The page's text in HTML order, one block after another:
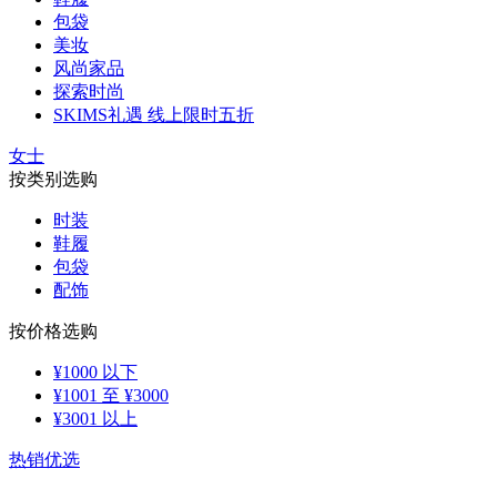
包袋
美妆
风尚家品
探索时尚
SKIMS礼遇 线上限时五折
女士
按类别选购
时装
鞋履
包袋
配饰
按价格选购
¥1000 以下
¥1001 至 ¥3000
¥3001 以上
热销优选